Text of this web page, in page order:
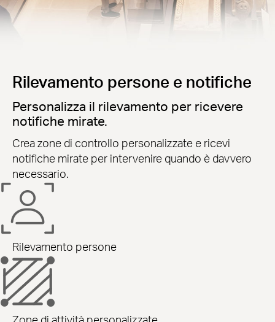
Rilevamento persone e notifiche
Personalizza il rilevamento per ricevere
notifiche mirate.
Crea zone di controllo personalizzate e ricevi
notifiche mirate per intervenire quando è davvero
necessario.
Rilevamento persone
Zone di attività personalizzate